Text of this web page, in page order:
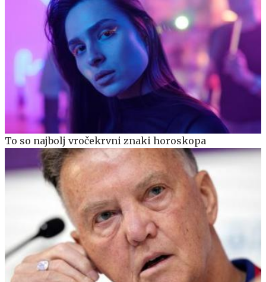
To so najbolj vročekrvni znaki horoskopa